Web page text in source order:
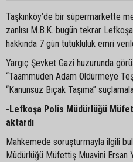
Taşkınköy’de bir süpermarkette
zanlısı M.B.K. bugün tekrar
hakkında 7 gün tutukluluk emri
Yargıç Şevket Gazi huzurunda
“Taammüden Adam Öldürmeye
“Kanunsuz Bıçak Taşıma”
-Lefkoşa Polis Müdürlüğü
aktardı
Mahkemede soruşturmayla ilgili
Müdürlüğü Müfettiş Muavini Ersan